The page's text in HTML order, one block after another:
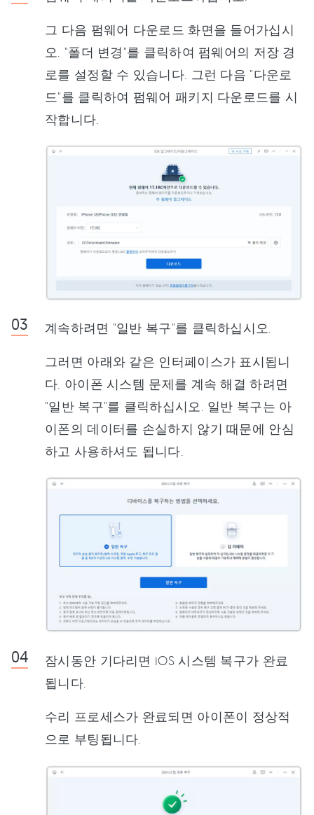
그 다음 펌웨어 다운로드 화면을 들어가십시
오. "폴더 변경"를 클릭하여 펌웨어의 저장 경
로를 설정할 수 있습니다. 그런 다음 "다운로
드"를 클릭하여 펌웨어 패키지 다운로드를 시
작합니다.
계속하려면 "일반 복구"를 클릭하십시오.
그러면 아래와 같은 인터페이스가 표시됩니
다. 아이폰 시스템 문제를 계속 해결 하려면
"일반 복구"를 클릭하십시오. 일반 복구는 아
이폰의 데이터를 손실하지 않기 때문에 안심
하고 사용하셔도 됩니다.
잠시동안 기다리면 iOS 시스템 복구가 완료
됩니다.
수리 프로세스가 완료되면 아이폰이 정상적
으로 부팅됩니다.